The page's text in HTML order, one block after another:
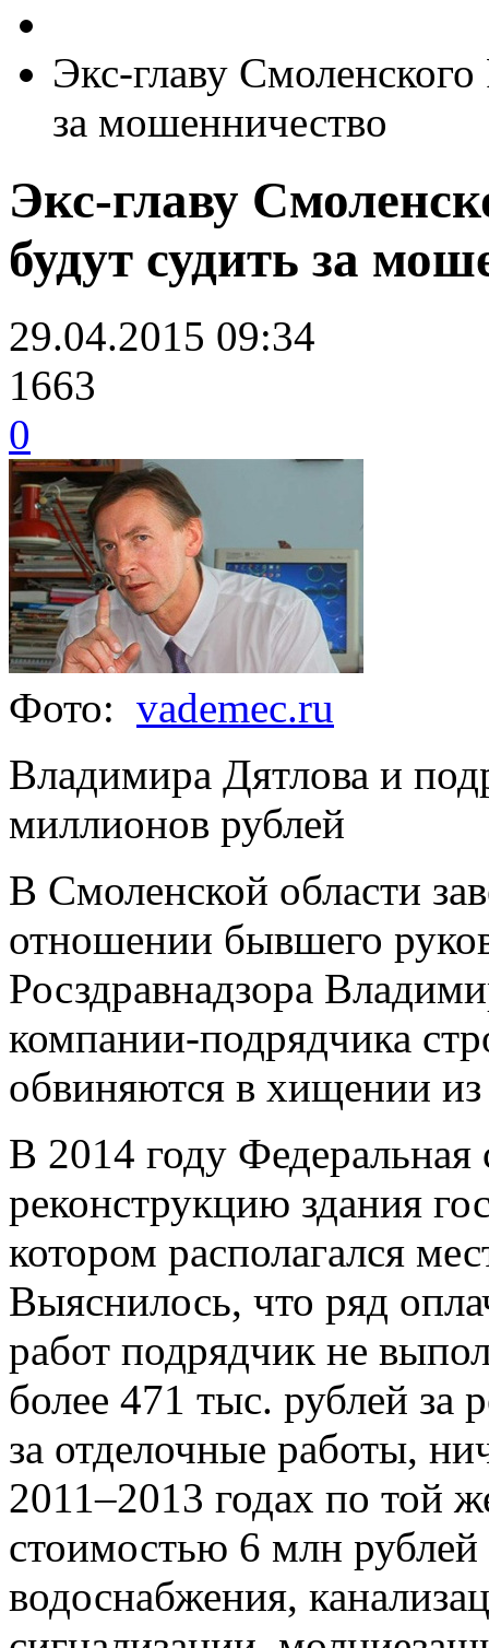
Экс-главу Смоленского
за мошенничество
Экс-главу
будут судить за
29.04.2015 09:34
1663
0
Фото: vademec.ru
Владимира Дятлова и
миллионов рублей
В Смоленской области
отношении бывшего
Росздравнадзора
компании-подрядчика
обвиняются в хищении
В 2014 году
реконструкцию здания
котором располагался
Выяснилось, что ряд
работ подрядчик не
более 471 тыс. рублей за
за отделочные работы,
2011–2013 годах по той
стоимостью 6 млн
водоснабжения,